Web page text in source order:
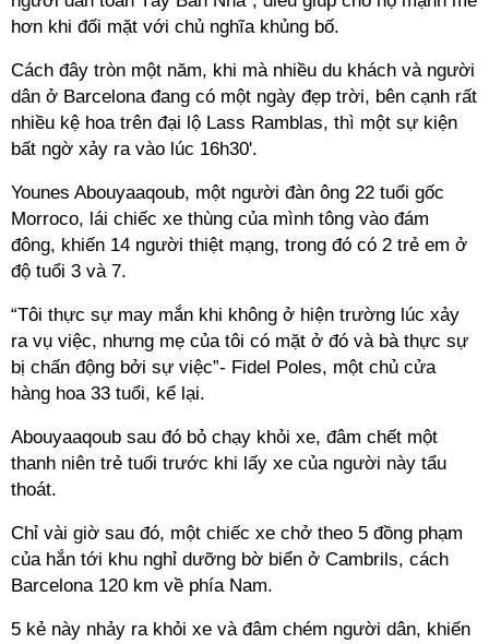
hơn khi đối mặt với chủ nghĩa khủng bố.
Cách đây tròn một năm, khi mà nhiều du khách và người
dân ở Barcelona đang có một ngày đẹp trời, bên cạnh rất
nhiều kệ hoa trên đại lộ Lass Ramblas, thì một sự kiện
bất ngờ xảy ra vào lúc 16h30'.
Younes Abouyaaqoub, một người đàn ông 22 tuổi gốc
Morroco, lái chiếc xe thùng của mình tông vào đám
đông, khiến 14 người thiệt mạng, trong đó có 2 trẻ em ở
độ tuổi 3 và 7.
“Tôi thực sự may mắn khi không ở hiện trường lúc xảy
ra vụ việc, nhưng mẹ của tôi có mặt ở đó và bà thực sự
bị chấn động bởi sự việc”- Fidel Poles, một chủ cửa
hàng hoa 33 tuổi, kể lại.
Abouyaaqoub sau đó bỏ chạy khỏi xe, đâm chết một
thanh niên trẻ tuổi trước khi lấy xe của người này tẩu
thoát.
Chỉ vài giờ sau đó, một chiếc xe chở theo 5 đồng phạm
của hắn tới khu nghỉ dưỡng bờ biển ở Cambrils, cách
Barcelona 120 km về phía Nam.
5 kẻ này nhảy ra khỏi xe và đâm chém người dân, khiến